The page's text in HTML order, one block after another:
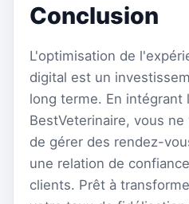
Conclusion
L'optimisation de
digital est un
long terme. En intégrant
BestVeterinaire, vous
de gérer des rendez-
une relation de
clients. Prêt à